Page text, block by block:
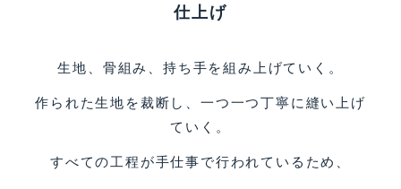
仕上げ
生地、骨組み、持ち手を組み上げていく。
作られた生地を裁断し、一つ一つ丁寧に縫い上げ
ていく。
すべての工程が手仕事で行われているため、